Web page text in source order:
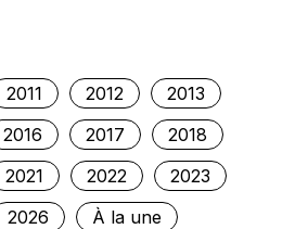
2011 2012
2013
2016 2017
2018
2021 2022
2023
2026
À la une